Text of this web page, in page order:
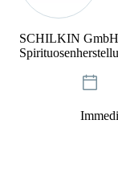
SCHILKIN